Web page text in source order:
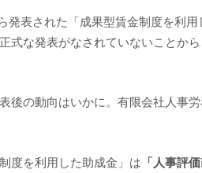
発表された「成果型賃金制度を利
式な発表がなされていないことか
後の動向はいかに。有限会社人事
度を利用した助成金」は 「人事評